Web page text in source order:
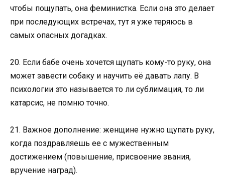
чтобы пощупать, она феминистка. Если она это делает
при последующих встречах, тут я уже теряюсь в
самых опасных догадках.
20. Если бабе очень хочется щупать кому-то руку, она
может завести собаку и научить её давать лапу. В
психологии это называется то ли сублимация, то ли
катарсис, не помню точно.
21. Важное дополнение: женщине нужно щупать руку,
когда поздравляешь ее с мужественным
достижением (повышение, присвоение звания,
вручение наград).